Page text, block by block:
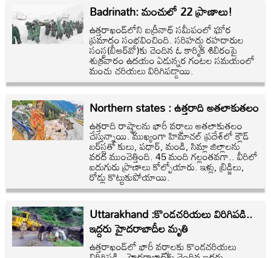
Badrinath: మంచులో 22 ప్రాణాలు!
ఉత్తరాఖండ్‌లోని బద్రీనాథ్‌ సమీపంలో ఘోర
ప్రమాదం సంభవించింది. సరిహద్దు రహదారుల
సంస్థ(బీఆర్‌వో)కు చెందిన ఓ కార్మిక శిబిరంపై
శుక్రవారం ఉదయం ఏడున్నర గంటల సమయంలో
మంచు చరియలు విరిగిపడ్డాయి.
Northern states : ఉత్తరాది అతలాకుతలం
ఉత్తరాది రాష్ట్రాలను భారీ వర్షాలు అతలాకుతలం
చేస్తున్నాయి. ముఖ్యంగా హిమాచల్‌ ప్రదేశ్‌లో క్లౌడ్‌
బర్‌స్టతో కులు, పధార్‌, మండి, సిమ్లా జిల్లాలను
వరద ముంచెత్తింది. 45 మంది గల్లంతవగా.. వీరిలో
ఐదుగురు ప్రాణాలు కోల్పోయారు. ఇళ్లు, బ్రిడ్జిలు,
రోడ్లు కొట్టుకుపోయాయి.
Uttarakhand :కొండచరియలు విరిగిపడి..
ఇద్దరు హైదరాబాదీల మృతి
ఉత్తరాఖండ్‌లో భారీ వర్షాలకు కొండచరియలు